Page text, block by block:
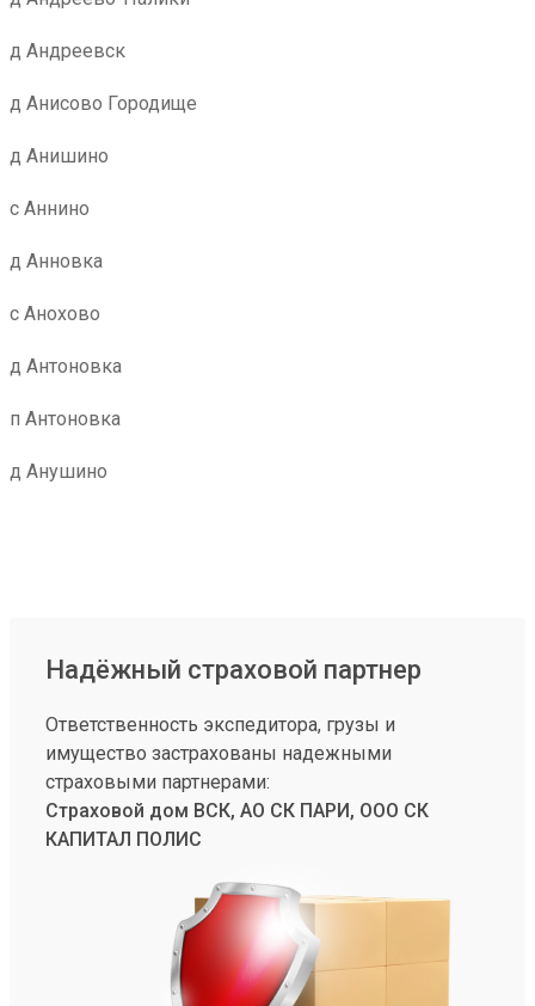
д Андреевск
д Анисово Городище
д Анишино
с Аннино
д Анновка
с Анохово
д Антоновка
п Антоновка
д Анушино
Надёжный страховой партнер
Ответственность экспедитора, грузы и
имущество застрахованы надежными
страховыми партнерами:
Страховой дом ВСК, АО СК ПАРИ, ООО СК
КАПИТАЛ ПОЛИС